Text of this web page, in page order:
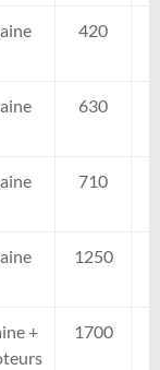
420
630
710
1250
+
1700